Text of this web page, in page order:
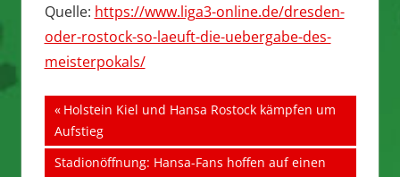
Quelle: https://www.liga3-online.de/dresden-
oder-rostock-so-laeuft-die-uebergabe-des-
meisterpokals/
Beitragsnavigation
Vorheriger
Beitrag:
Holstein Kiel und Hansa Rostock kämpfen um
Aufstieg
Nächster
Stadionöffnung: Hansa-Fans hoffen auf einen